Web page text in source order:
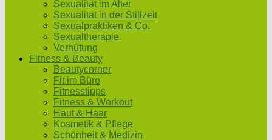
Sexualität im Alter
Sexualität in der Stillzeit
Sexualpraktiken & Co.
Sexualtherapie
Verhütung
Fitness & Beauty
Beautycorner
Fit im Büro
Fitnesstipps
Fitness & Workout
Haut & Haar
Kosmetik & Pflege
Schönheit & Medizin